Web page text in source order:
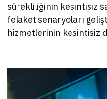
sürekliliğinin kesintisiz
felaket senaryoları
hizmetlerinin kesintisiz